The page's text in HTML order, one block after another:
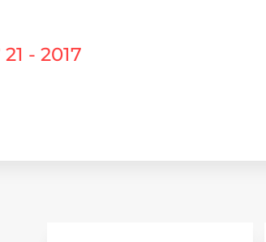
21 - 2017